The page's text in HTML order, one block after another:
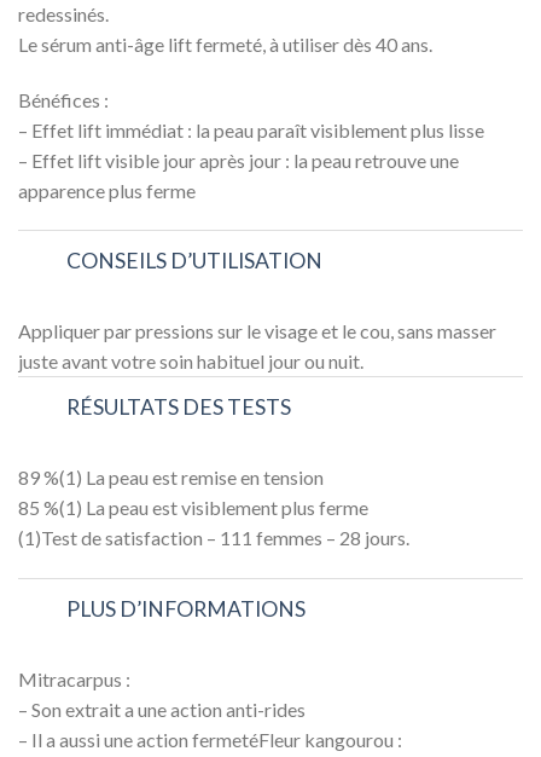
redessinés.
Le sérum anti-âge lift fermeté, à utiliser dès 40 ans.
Bénéfices :
– Effet lift immédiat : la peau paraît visiblement plus lisse
– Effet lift visible jour après jour : la peau retrouve une
apparence plus ferme
CONSEILS D’UTILISATION
Appliquer par pressions sur le visage et le cou, sans masser
juste avant votre soin habituel jour ou nuit.
RÉSULTATS DES TESTS
89 %(1) La peau est remise en tension
85 %(1) La peau est visiblement plus ferme
(1)Test de satisfaction – 111 femmes – 28 jours.
PLUS D’INFORMATIONS
Mitracarpus :
– Son extrait a une action anti-rides
– Il a aussi une action fermetéFleur kangourou :